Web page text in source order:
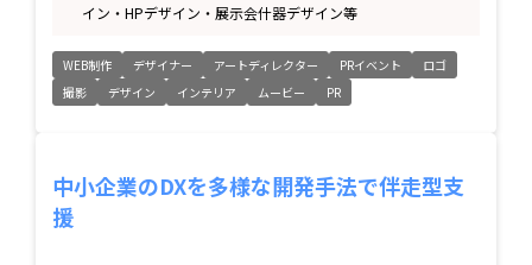
イン・HPデザイン・展示会什器デザイン等
WEB制作 デザイナー アートディレクター PRイベント
ロゴ
撮影
デザイン インテリア ムービー PR
中小企業のDXを多様な開発手法で伴走型支
援